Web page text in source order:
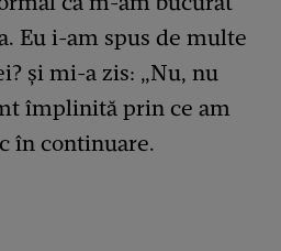
Eu i-am spus de multe
și mi-a zis: „Nu, nu
împlinită prin ce am
în continuare.